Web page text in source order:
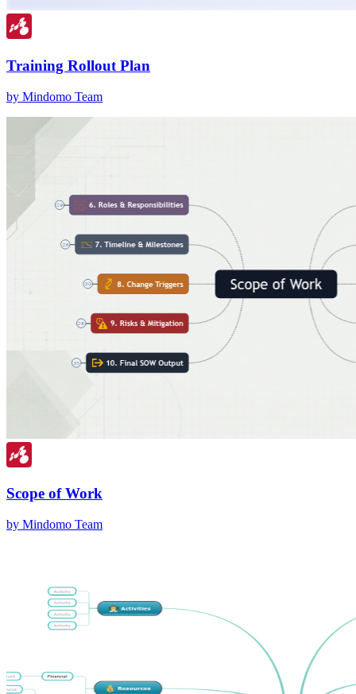
Training Rollout Plan
by Mindomo Team
Scope of Work
by Mindomo Team